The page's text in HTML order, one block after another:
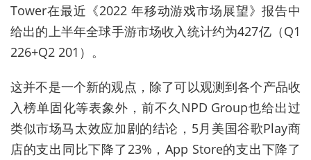
Tower在最近《2022 年移动游戏市场展望》报告中
给出的上半年全球手游市场收入统计约为427亿（Q1
226+Q2 201）。
这并不是一个新的观点，除了可以观测到各个产品收
入榜单固化等表象外，前不久NPD Group也给出过
类似市场马太效应加剧的结论，5月美国谷歌Play商
店的支出同比下降了23%，App Store的支出下降了